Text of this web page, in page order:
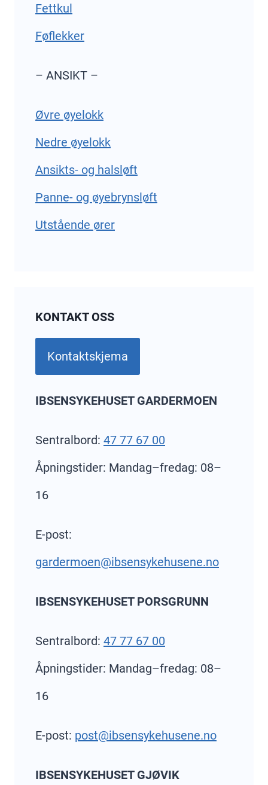
Fettkul
Føflekker
– ANSIKT –
Øvre øyelokk
Nedre øyelokk
Ansikts- og halsløft
Panne- og øyebrynsløft
Utstående ører
KONTAKT OSS
Kontaktskjema
IBSENSYKEHUSET GARDERMOEN
Sentralbord: 47 77 67 00
Åpningstider: Mandag–fredag: 08–
16
E-post:
gardermoen@ibsensykehusene.no
IBSENSYKEHUSET PORSGRUNN
Sentralbord: 47 77 67 00
Åpningstider: Mandag–fredag: 08–
16
E-post: post@ibsensykehusene.no
IBSENSYKEHUSET GJØVIK